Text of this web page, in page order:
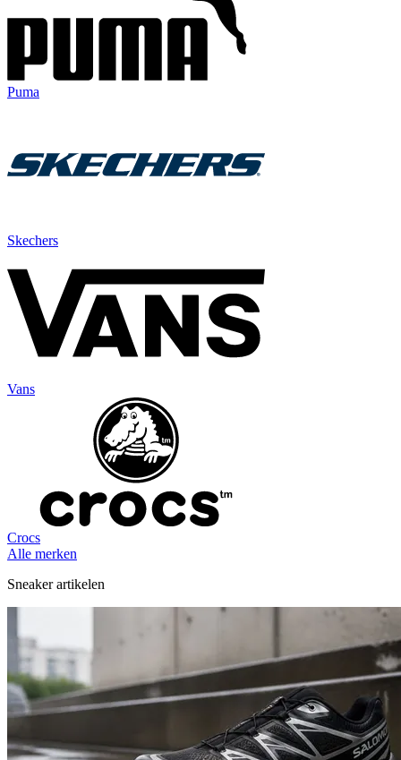
Puma
Skechers
Vans
Crocs
Alle merken
Sneaker artikelen